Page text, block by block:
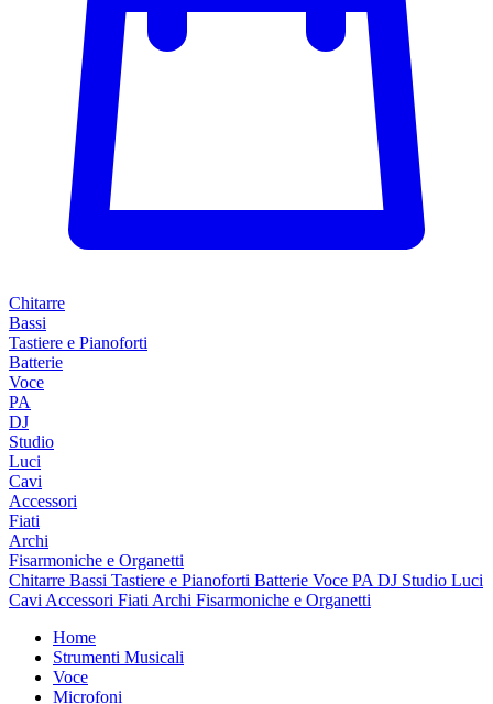
Chitarre
Bassi
Tastiere e Pianoforti
Batterie
Voce
PA
DJ
Studio
Luci
Cavi
Accessori
Fiati
Archi
Fisarmoniche e Organetti
Chitarre Bassi Tastiere e Pianoforti Batterie Voce PA DJ Studio Luci
Cavi Accessori Fiati Archi Fisarmoniche e Organetti
Home
Strumenti Musicali
Voce
Microfoni